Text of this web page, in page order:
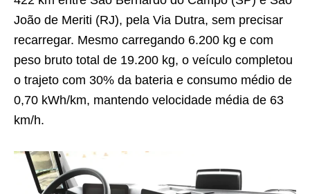
João de Meriti (RJ), pela Via Dutra, sem precisar
recarregar. Mesmo carregando 6.200 kg e com
peso bruto total de 19.200 kg, o veículo completou
o trajeto com 30% da bateria e consumo médio de
0,70 kWh/km, mantendo velocidade média de 63
km/h.